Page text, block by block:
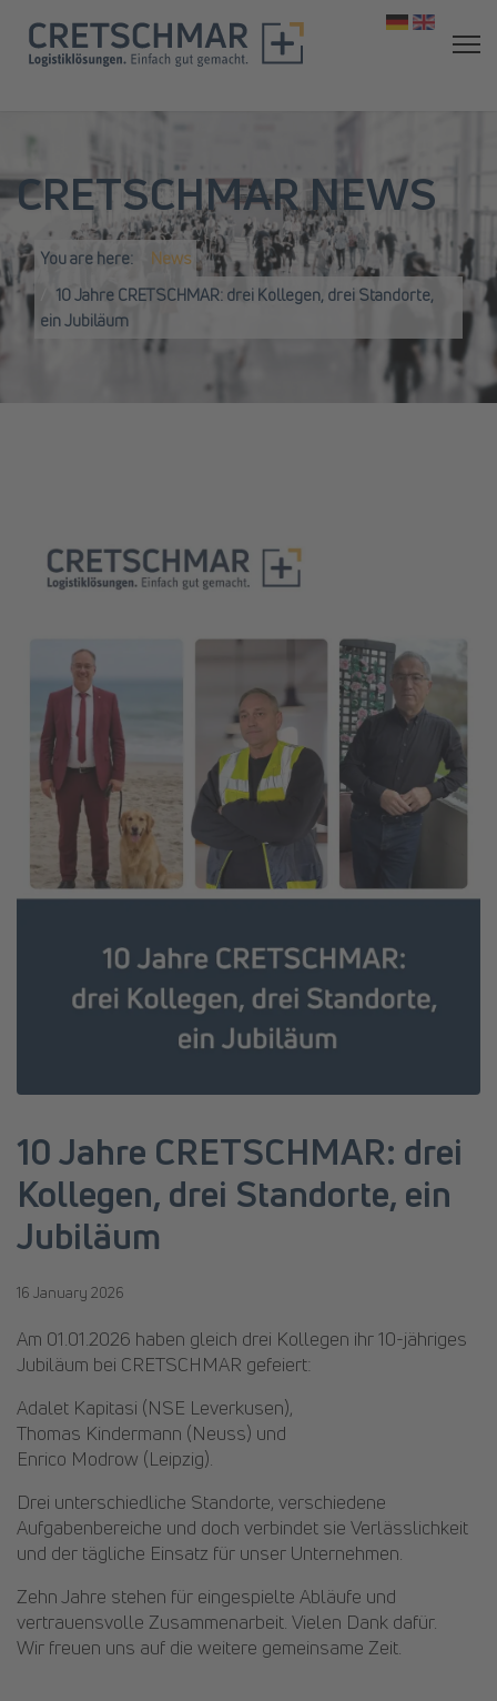
CRETSCHMAR NEWS
You are here:
News
10 Jahre CRETSCHMAR: drei Kollegen, drei Standorte,
ein Jubiläum
10 Jahre CRETSCHMAR: drei
Kollegen, drei Standorte, ein
Jubiläum
16 January 2026
Am 01.01.2026 haben gleich drei Kollegen ihr 10-jähriges
Jubiläum bei CRETSCHMAR gefeiert:
Adalet Kapitasi (NSE Leverkusen),
Thomas Kindermann (Neuss) und
Enrico Modrow (Leipzig).
Drei unterschiedliche Standorte, verschiedene
Aufgabenbereiche und doch verbindet sie Verlässlichkeit
und der tägliche Einsatz für unser Unternehmen.
Zehn Jahre stehen für eingespielte Abläufe und
vertrauensvolle Zusammenarbeit. Vielen Dank dafür.
Wir freuen uns auf die weitere gemeinsame Zeit.
Select your